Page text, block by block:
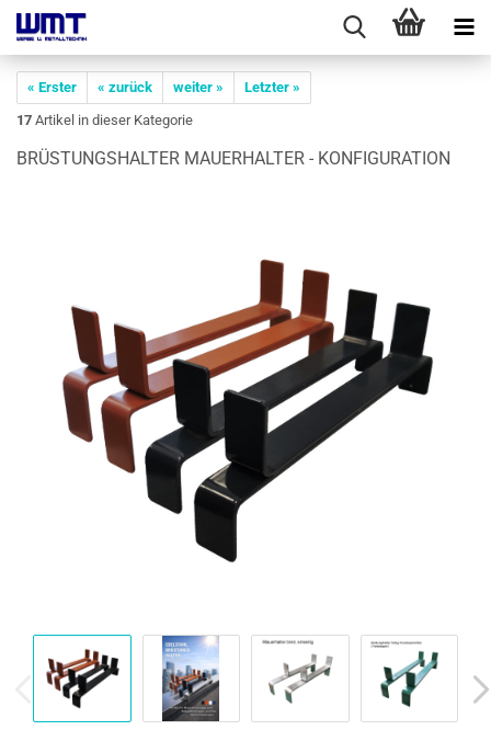
« Erster « zurück weiter »
Letzter »
17 Artikel in dieser Kategorie
BRÜS­TUNGS­HAL­TER MAU­ER­HAL­TER - KON­FI­GU­RA­TI­ON